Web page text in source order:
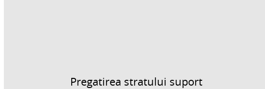
Pregatirea stratului suport